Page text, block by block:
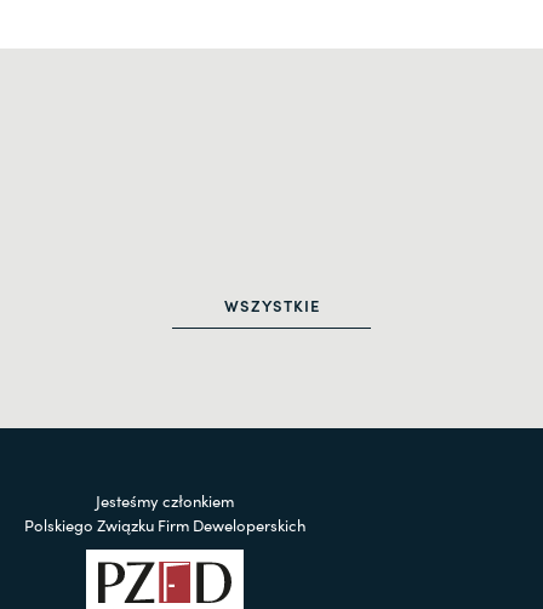
WSZYSTKIE
Jesteśmy członkiem
Polskiego Związku Firm Deweloperskich